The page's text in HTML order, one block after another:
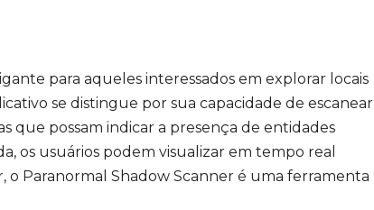
para aqueles interessados em explorar locais
se distingue por sua capacidade de escanear
que possam indicar a presença de entidades
os usuários podem visualizar em tempo real
o Paranormal Shadow Scanner é uma ferramenta